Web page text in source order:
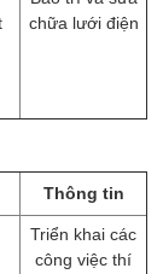
chữa lưới điện
Thông tin
Triển khai các
công việc thí